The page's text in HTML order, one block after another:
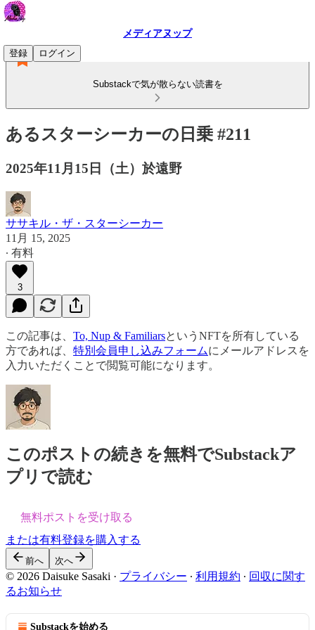
メディアヌップ
登録
ログイン
Substackで気が散らない読書を
あるスターシーカーの日乗 #211
2025年11月15日（土）於遠野
ササキル・ザ・スターシーカー
11月 15, 2025
∙ 有料
3
この記事は、 To, Nup & FamiliarsというNFTを所有している
方であれば、 特別会員申し込みフォームにメールアドレスを
入力いただくことで閲覧可能になります。
このポストの続きを無料でSubstackア
プリで読む
無料ポストを受け取る
または有料登録を購入する
前へ 次へ
© 2026 Daisuke Sasaki · プライバシー ∙ 利用規約 ∙ 回収に関す
るお知らせ
Substackを始める